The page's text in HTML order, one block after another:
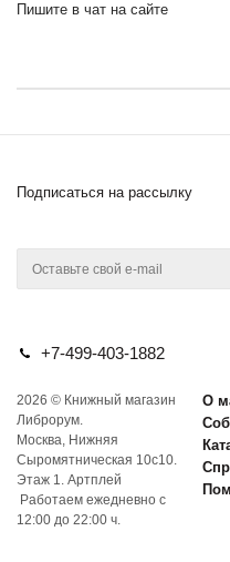
Пишите в чат на сайте
Подписаться на рассылку
+7-499-403-1882
2026 © Книжный магазин
Либрорум.
Москва, Нижняя
Сыромятническая 10с10.
Этаж 1. Артплей
Работаем ежедневно с
12:00 до 22:00 ч.
О